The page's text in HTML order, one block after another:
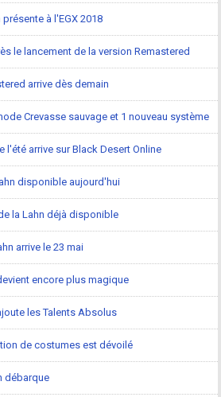
à l'EGX 2018
le lancement de la version Remastered
arrive dès demain
Crevasse sauvage et 1 nouveau système
l'été arrive sur Black Desert Online
disponible aujourd'hui
la Lahn déjà disponible
arrive le 23 mai
encore plus magique
les Talents Absolus
de costumes est dévoilé
débarque